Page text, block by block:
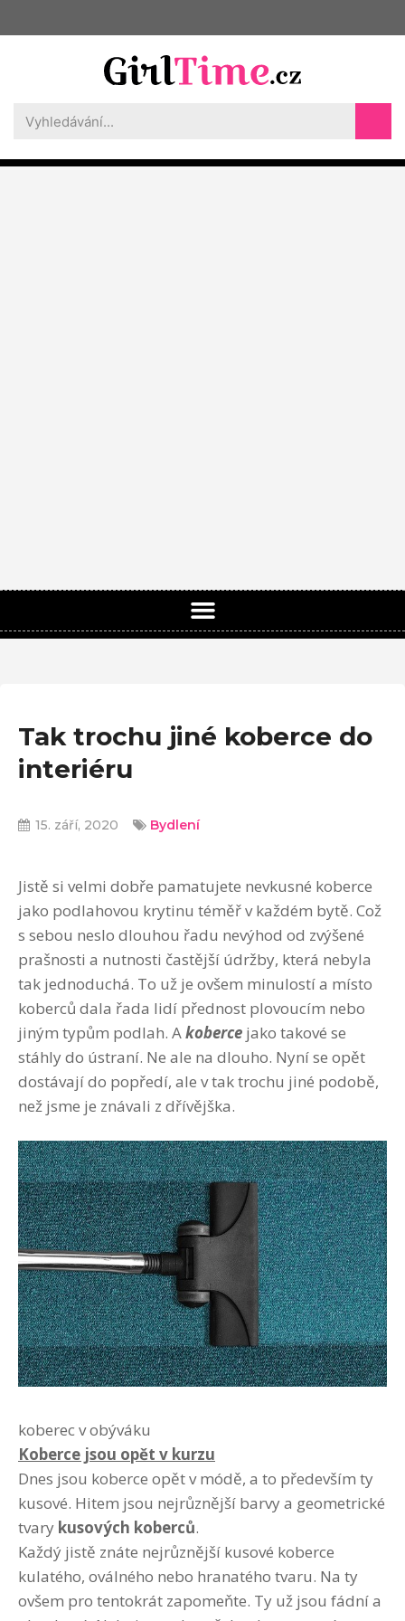
Tak trochu jiné koberce do
interiéru
15. září, 2020 Bydlení
Jistě si velmi dobře pamatujete nevkusné koberce
jako podlahovou krytinu téměř v každém bytě. Což
s sebou neslo dlouhou řadu nevýhod od zvýšené
prašnosti a nutnosti častější údržby, která nebyla
tak jednoduchá. To už je ovšem minulostí a místo
koberců dala řada lidí přednost plovoucím nebo
jiným typům podlah. A koberce jako takové se
stáhly do ústraní. Ne ale na dlouho. Nyní se opět
dostávají do popředí, ale v tak trochu jiné podobě,
než jsme je znávali z dřívějška.
koberec v obýváku
Koberce jsou opět v kurzu
Dnes jsou koberce opět v módě, a to především ty
kusové. Hitem jsou nejrůznější barvy a geometrické
tvary kusových koberců.
Každý jistě znáte nejrůznější kusové koberce
kulatého, oválného nebo hranatého tvaru. Na ty
ovšem pro tentokrát zapomeňte. Ty už jsou fádní a